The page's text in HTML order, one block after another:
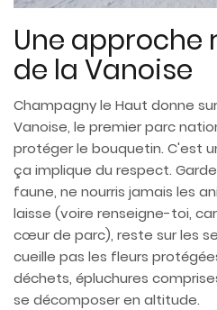
Une approche
de la Vanoise
Champagny le Haut donne
Vanoise, le premier parc
protéger le bouquetin. C'est
ça implique du respect.
faune, ne nourris jamais les
laisse (voire renseigne-toi,
cœur de parc), reste sur les
cueille pas les fleurs
déchets, épluchures
se décomposer en altitude.